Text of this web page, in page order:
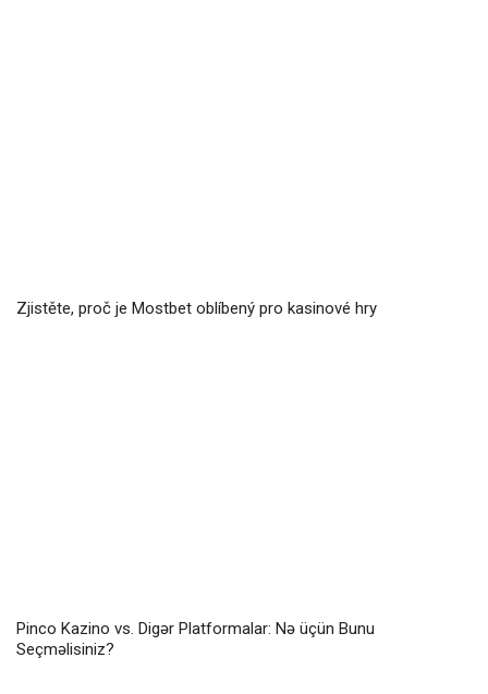
Zjistěte, proč je Mostbet oblíbený pro kasinové hry
Pinco Kazino vs. Digər Platformalar: Nə üçün Bunu
Seçməlisiniz?